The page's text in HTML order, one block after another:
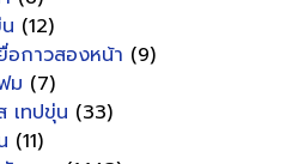
(12)
อกาวสองหน้า (9)
ม (7)
เทปขุ่น (33)
(11)